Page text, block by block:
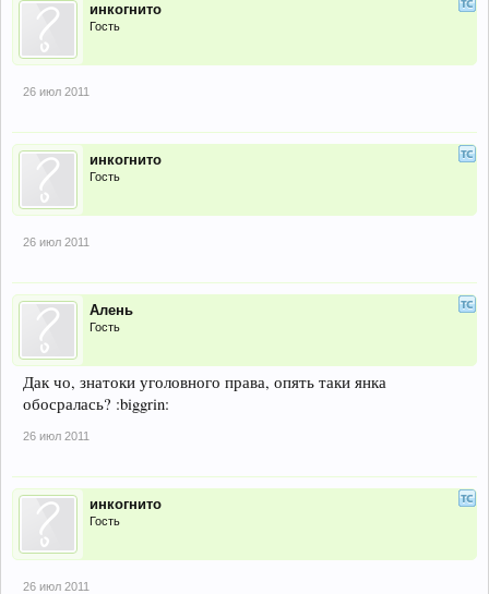
инкогнито
Гость
26 июл 2011
инкогнито
Гость
26 июл 2011
Алень
Гость
Дак чо, знатоки уголовного права, опять таки янка
обосралась? :biggrin:
26 июл 2011
инкогнито
Гость
26 июл 2011